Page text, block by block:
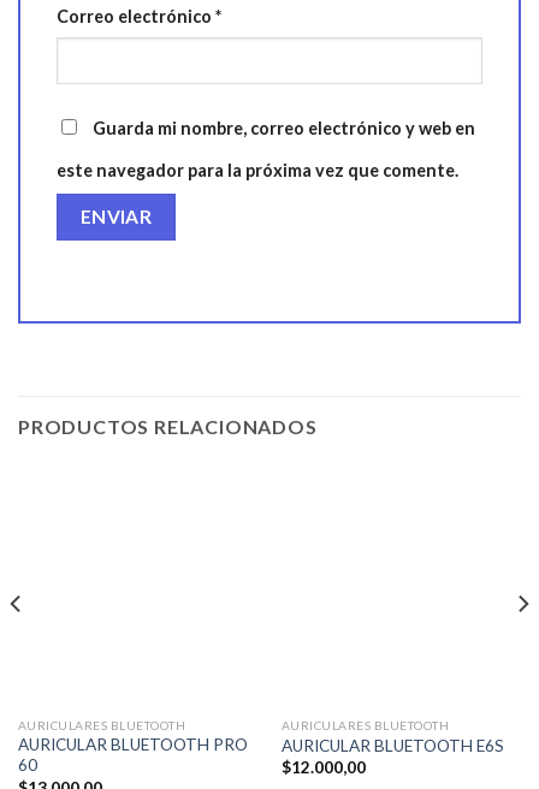
Correo electrónico *
Guarda mi nombre, correo electrónico y web en
este navegador para la próxima vez que comente.
PRODUCTOS RELACIONADOS
AURICULARES BLUETOOTH
AURICULAR BLUETOOTH PRO
60
AURICULARES BLUETOOTH
AURICULAR BLUETOOTH E6S
$12.000,00